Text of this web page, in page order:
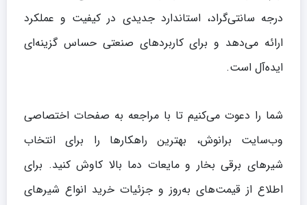
درجه سانتی‌گراد، استاندارد جدیدی در کیفیت و عملکرد
ارائه می‌دهد و برای کاربردهای صنعتی حساس گزینه‌ای
ایده‌آل است.
شما را دعوت می‌کنیم تا با مراجعه به صفحات اختصاصی
وب‌سایت برانوش، بهترین راهکارها را برای انتخاب
شیرهای برقی بخار و مایعات دما بالا کاوش کنید. برای
اطلاع از قیمت‌های به‌روز و جزئیات خرید انواع شیرهای